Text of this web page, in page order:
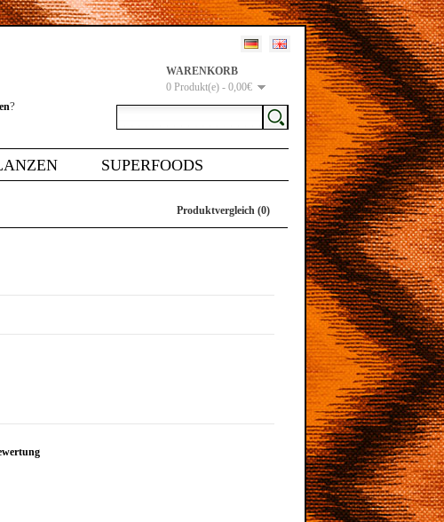
WARENKORB
0 Produkt(e) - 0,00€
?
SUPERFOODS
Produktvergleich (0)